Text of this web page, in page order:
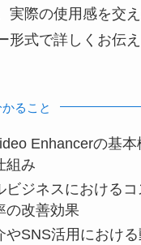
実際の使用感を交
形式で詳しくお伝え
ること
Enhancerの基
組み
ビジネスにおけるコ
の改善効果
やSNS活用におけ